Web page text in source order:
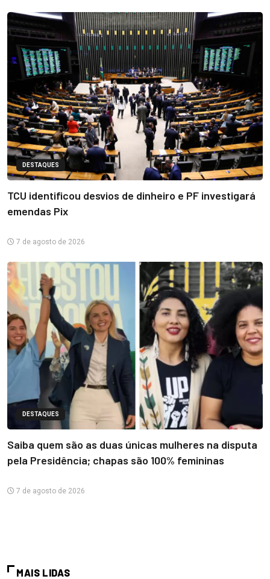
DESTAQUES
TCU identificou desvios de dinheiro e PF investigará
emendas Pix
7 de agosto de 2026
DESTAQUES
Saiba quem são as duas únicas mulheres na disputa
pela Presidência; chapas são 100% femininas
7 de agosto de 2026
MAIS LIDAS